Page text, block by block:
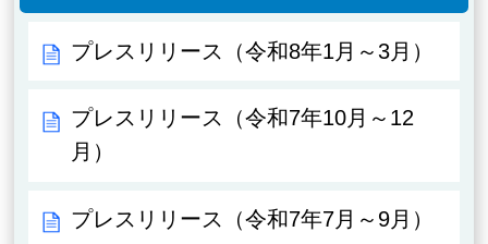
プレスリリース（令和8年1月～3月）
プレスリリース（令和7年10月～12
月）
プレスリリース（令和7年7月～9月）